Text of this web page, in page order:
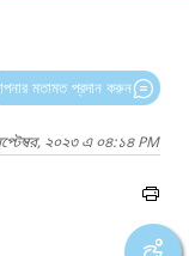
মতামত প্রদান করুন
২০২৩ এ ০৪:১৪ PM